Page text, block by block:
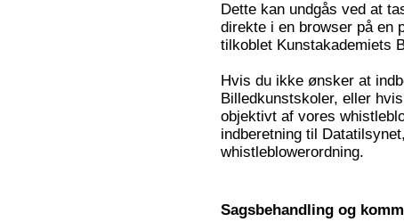
Dette kan undgås ved at
direkte i en browser på en
tilkoblet Kunstakademiets
Hvis du ikke ønsker at
Billedkunstskoler, eller
objektivt af vores
indberetning til
whistleblowerordning.
Sagsbehandling og